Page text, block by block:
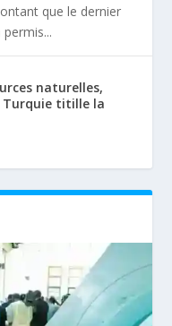
que le dernier
naturelles,
Turquie titille la